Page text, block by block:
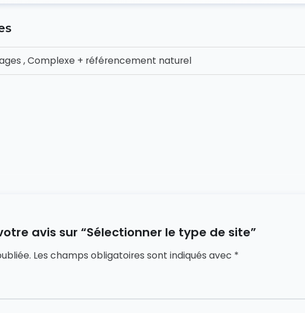
, Complexe + référencement naturel
avis sur “Sélectionner le type de site”
Les champs obligatoires sont indiqués avec *